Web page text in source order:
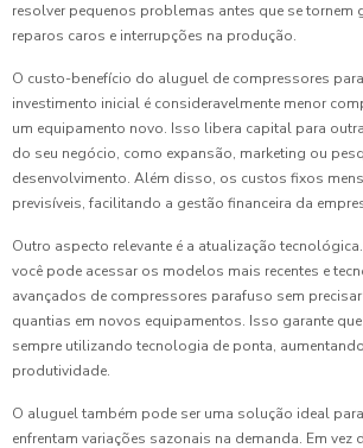
resolver pequenos problemas antes que se tornem
reparos caros e interrupções na produção.
O custo-benefício do aluguel de compressores
investimento inicial é consideravelmente menor
um equipamento novo. Isso libera capital para
do seu negócio, como expansão, marketing ou
desenvolvimento. Além disso, os custos fixos
previsíveis, facilitando a gestão financeira da
Outro aspecto relevante é a atualização
você pode acessar os modelos mais recentes e
avançados de compressores parafuso sem
quantias em novos equipamentos. Isso garante
sempre utilizando tecnologia de ponta,
produtividade.
O aluguel também pode ser uma solução ideal
enfrentam variações sazonais na demanda. Em vez